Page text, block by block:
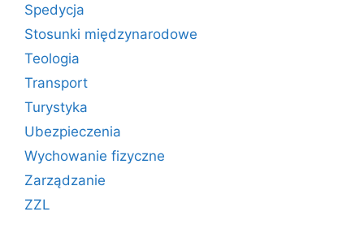
Spedycja
Stosunki międzynarodowe
Teologia
Transport
Turystyka
Ubezpieczenia
Wychowanie fizyczne
Zarządzanie
ZZL